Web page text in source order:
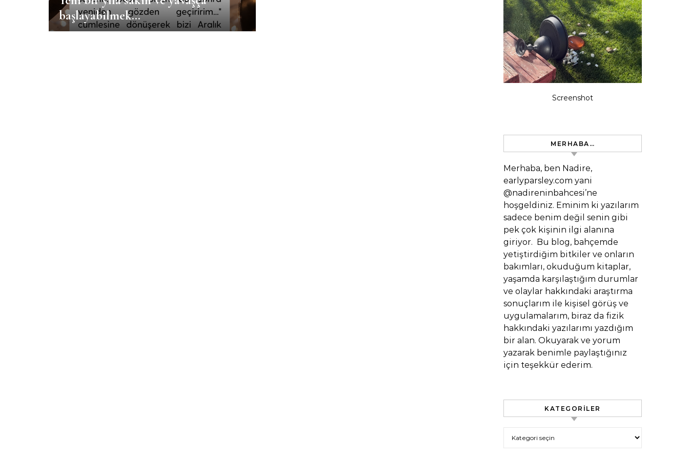
başlayabilmek…
Screenshot
MERHABA…
Merhaba, ben Nadire,
earlyparsley.com yani
@nadireninbahcesi’ne
hoşgeldiniz. Eminim ki yazılarım
sadece benim değil senin gibi
pek çok kişinin ilgi alanına
giriyor. Bu blog, bahçemde
yetiştirdiğim bitkiler ve onların
bakımları, okuduğum kitaplar,
yaşamda karşılaştığım durumlar
ve olaylar hakkındaki araştırma
sonuçlarım ile kişisel görüş ve
uygulamalarım, biraz da fizik
hakkındaki yazılarımı yazdığım
bir alan. Okuyarak ve yorum
yazarak benimle paylaştığınız
için teşekkür ederim.
KATEGORILER